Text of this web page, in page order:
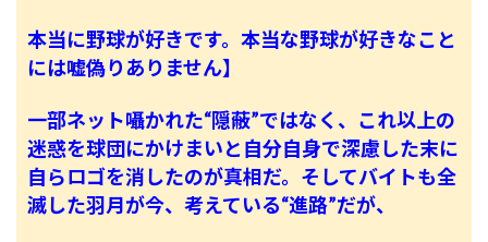
本当に野球が好きです。本当な野球が好きなこと
には嘘偽りありません】
一部ネット囁かれた“隠蔽”ではなく、これ以上の
迷惑を球団にかけまいと自分自身で深慮した末に
自らロゴを消したのが真相だ。そしてバイトも全
滅した羽月が今、考えている“進路”だが、